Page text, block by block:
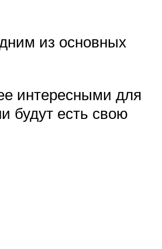
из основных
интересными для
будут есть свою